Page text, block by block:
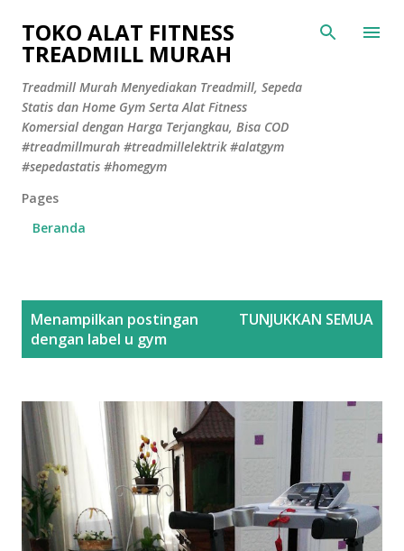
Langsung ke konten utama
TOKO ALAT FITNESS
TREADMILL MURAH
Treadmill Murah Menyediakan Treadmill, Sepeda
Statis dan Home Gym Serta Alat Fitness
Komersial dengan Harga Terjangkau, Bisa COD
#treadmillmurah #treadmillelektrik #alatgym
#sepedastatis #homegym
Pages
Beranda
Menampilkan postingan
dengan label u gym
TUNJUKKAN SEMUA